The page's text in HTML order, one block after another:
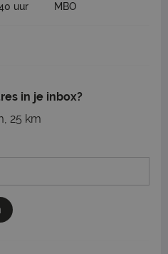
uur MBO
in je inbox?
25 km